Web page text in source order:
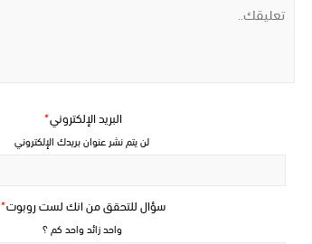
سؤال للتحقق من انك لست روبوت*
واحد زائد واحد كم ؟
البريد الإلكتروني*
لن يتم نشر عنوان بريدك الإلكتروني